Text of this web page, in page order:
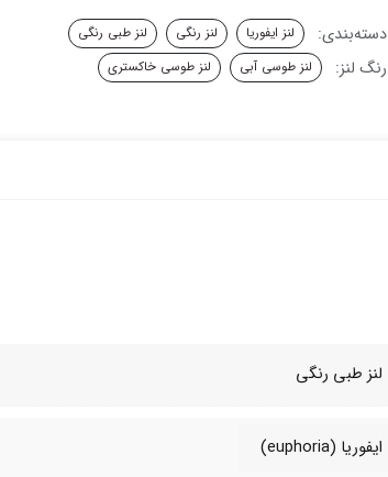
دسته‌بندی: لنز ایفوریا لنز رنگی لنز طبی رنگی
رنگ لنز: لنز طوسی آبی لنز طوسی خاکستری
لنز طبی‌ رنگی
ایفوریا (euphoria)